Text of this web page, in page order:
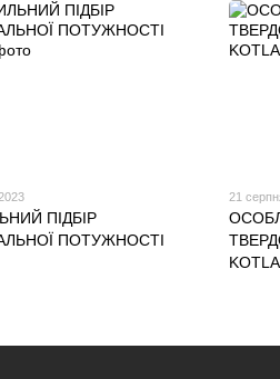
ПІДБІР
ПОТУЖНОСТІ
21